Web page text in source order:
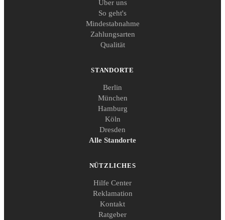
Über uns
So geht's
Mindestabnahme
Zahlungsarten
Qualität
STANDORTE
Berlin
München
Hamburg
Köln
Dresden
Alle Standorte
NÜTZLICHES
Hilfe Center
Reklamation
Kontakt
Ratgeber